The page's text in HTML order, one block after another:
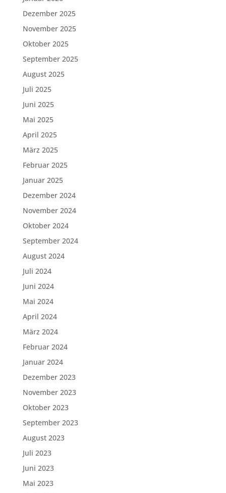
Dezember 2025
November 2025
Oktober 2025
September 2025
August 2025
Juli 2025
Juni 2025
Mai 2025
April 2025
März 2025
Februar 2025
Januar 2025
Dezember 2024
November 2024
Oktober 2024
September 2024
August 2024
Juli 2024
Juni 2024
Mai 2024
April 2024
März 2024
Februar 2024
Januar 2024
Dezember 2023
November 2023
Oktober 2023
September 2023
August 2023
Juli 2023
Juni 2023
Mai 2023